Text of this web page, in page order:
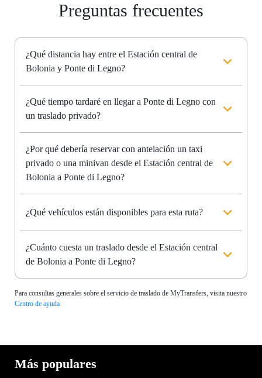
Preguntas frecuentes
¿Qué distancia hay entre el Estación central de
Bolonia y Ponte di Legno?
¿Qué tiempo tardaré en llegar a Ponte di Legno con
un traslado privado?
¿Por qué debería reservar con antelación un taxi
privado o una minivan desde el Estación central de
Bolonia a Ponte di Legno?
¿Qué vehículos están disponibles para esta ruta?
¿Cuánto cuesta un traslado desde el Estación central
de Bolonia a Ponte di Legno?
Para consultas generales sobre el servicio de traslado de MyTransfers, visita nuestro
Centro de ayuda
Más populares